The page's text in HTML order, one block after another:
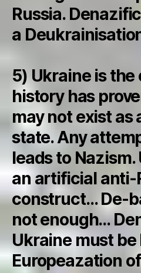
Russia.
a
5) Ukraine is the
history has
may not exist as
state. Any
leads to
an artificial anti-
construct… De-
not enough…
Ukraine must be
Europeazation of